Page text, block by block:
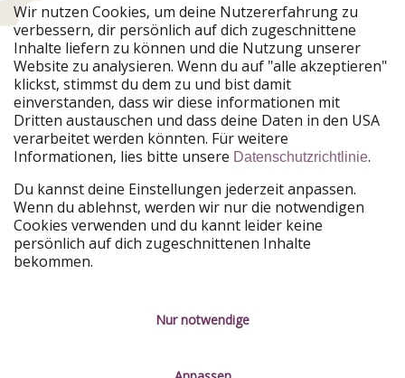
Urlaubspiraten ist Teil der HolidayPirates Group
Unsere Märkte
PiratinViaggio
HolidayPirates
VakantiePiraten
WakacyjniPiraci
VoyagesPirates
Ferienpiraten
Urlaubspiraten
ViajerosPiratas
Unsere Gruppe
HolidayPirates Group
Lerne uns kennen
Wir nutzen Cookies, um deine Nutzererfahrung zu
verbessern, dir persönlich auf dich zugeschnittene
Inhalte liefern zu können und die Nutzung unserer
Website zu analysieren. Wenn du auf "alle akzeptieren"
klickst, stimmst du dem zu und bist damit
einverstanden, dass wir diese informationen mit
Dritten austauschen und dass deine Daten in den USA
verarbeitet werden könnten. Für weitere
Informationen, lies bitte unsere Datenschutzrichtlinie.
Du kannst deine Einstellungen jederzeit anpassen.
Wenn du ablehnst, werden wir nur die notwendigen
Cookies verwenden und du kannt leider keine
persönlich auf dich zugeschnittenen Inhalte
bekommen.
Nur notwendige